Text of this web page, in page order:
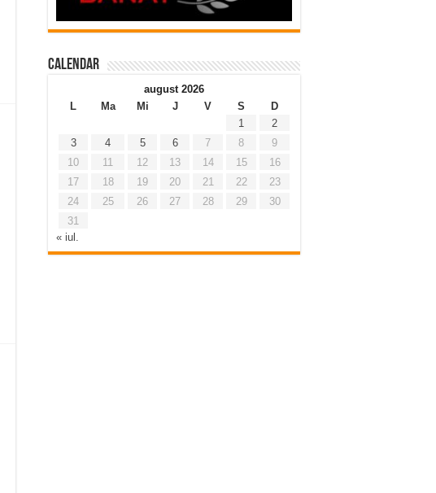
Calendar
august 2026
L
Ma Mi J V S
D
1
2
3
4 5 6 7 8
9
10
11 12 13 14 15
16
17
18 19 20 21 22
23
24
25 26 27 28 29
30
31
« iul.